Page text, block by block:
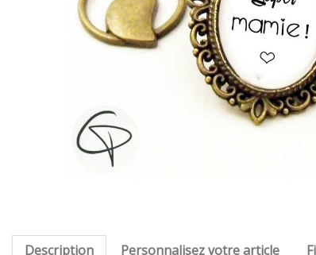
Description Personnalisez votre article